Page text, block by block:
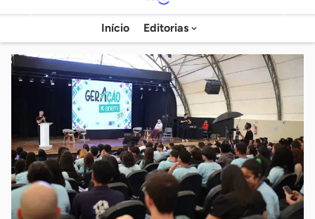
Agência
Sebrae
de
Notícias
Início Editorias
chave